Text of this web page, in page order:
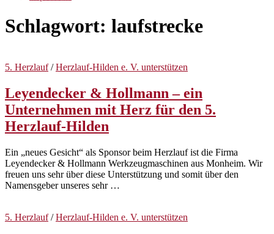
Schlagwort: laufstrecke
5. Herzlauf/Herzlauf-Hilden e. V. unterstützen
Leyendecker & Hollmann – ein
Unternehmen mit Herz für den 5.
Herzlauf-Hilden
Ein „neues Gesicht“ als Sponsor beim Herzlauf ist die Firma
Leyendecker & Hollmann Werkzeugmaschinen aus Monheim. Wir
freuen uns sehr über diese Unterstützung und somit über den
Namensgeber unseres sehr …
5. Herzlauf/Herzlauf-Hilden e. V. unterstützen